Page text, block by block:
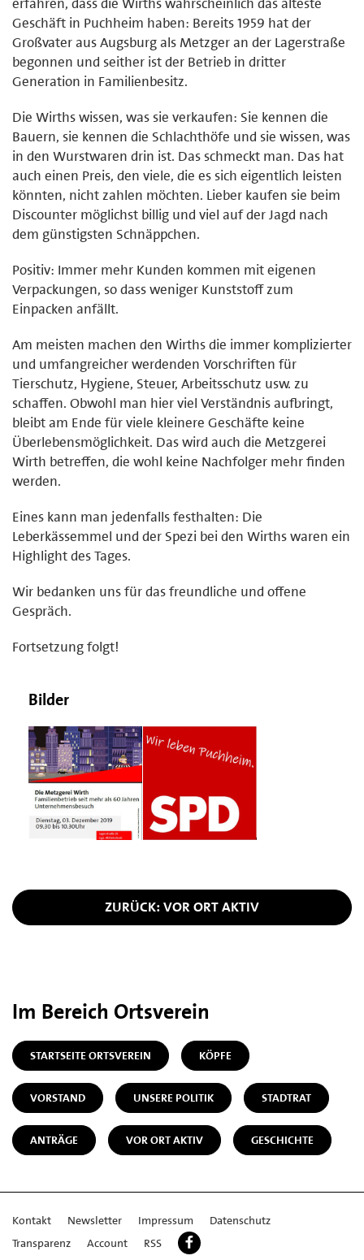
Geschäft in Puchheim haben: Bereits 1959 hat der
Großvater aus Augsburg als Metzger an der Lagerstraße
begonnen und seither ist der Betrieb in dritter
Generation in Familienbesitz.
Die Wirths wissen, was sie verkaufen: Sie kennen die
Bauern, sie kennen die Schlachthöfe und sie wissen, was
in den Wurstwaren drin ist. Das schmeckt man. Das hat
auch einen Preis, den viele, die es sich eigentlich leisten
könnten, nicht zahlen möchten. Lieber kaufen sie beim
Discounter möglichst billig und viel auf der Jagd nach
dem günstigsten Schnäppchen.
Positiv: Immer mehr Kunden kommen mit eigenen
Verpackungen, so dass weniger Kunststoff zum
Einpacken anfällt.
Am meisten machen den Wirths die immer komplizierter
und umfangreicher werdenden Vorschriften für
Tierschutz, Hygiene, Steuer, Arbeitsschutz usw. zu
schaffen. Obwohl man hier viel Verständnis aufbringt,
bleibt am Ende für viele kleinere Geschäfte keine
Überlebensmöglichkeit. Das wird auch die Metzgerei
Wirth betreffen, die wohl keine Nachfolger mehr finden
werden.
Eines kann man jedenfalls festhalten: Die
Leberkässemmel und der Spezi bei den Wirths waren ein
Highlight des Tages.
Wir bedanken uns für das freundliche und offene
Gespräch.
Fortsetzung folgt!
Bilder
ZURÜCK: VOR ORT AKTIV
Im Bereich Ortsverein
STARTSEITE ORTSVEREIN KÖPFE
VORSTAND UNSERE POLITIK STADTRAT
ANTRÄGE VOR ORT AKTIV GESCHICHTE
Kontakt Newsletter Impressum
Datenschutz
Transparenz
Account RSS